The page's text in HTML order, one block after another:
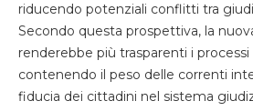
riducendo potenziali conflitti tra
Secondo questa prospettiva, la
renderebbe più trasparenti i processi
contenendo il peso delle correnti
fiducia dei cittadini nel sistema